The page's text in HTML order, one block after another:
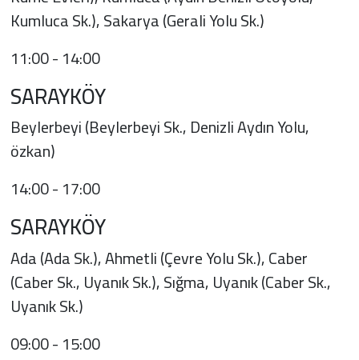
Kumluca Sk.), Sakarya (Gerali Yolu Sk.)
11:00 - 14:00
SARAYKÖY
Beylerbeyi (Beylerbeyi Sk., Denizli Aydın Yolu,
özkan)
14:00 - 17:00
SARAYKÖY
Ada (Ada Sk.), Ahmetli (Çevre Yolu Sk.), Caber
(Caber Sk., Uyanık Sk.), Sığma, Uyanık (Caber Sk.,
Uyanık Sk.)
09:00 - 15:00